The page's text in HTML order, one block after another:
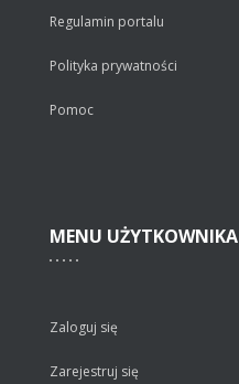
Regulamin portalu
Polityka prywatności
Pomoc
MENU UŻYTKOWNIKA
Zaloguj się
Zarejestruj się